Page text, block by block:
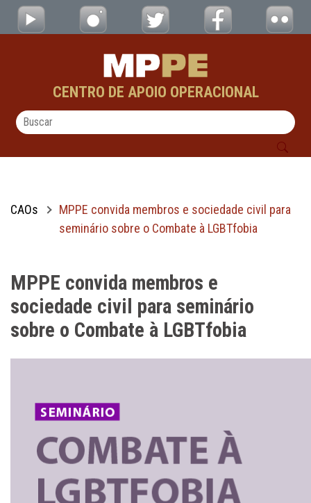
Pular para o Conteúdo principal
MPPE convida membros e sociedade civil
CENTRO DE APOIO OPERACIONAL
CAOs
MPPE convida membros e sociedade civil para
seminário sobre o Combate à LGBTfobia
MPPE convida membros e
sociedade civil para seminário
sobre o Combate à LGBTfobia